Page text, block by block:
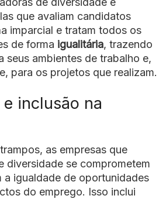
que avaliam candidatos
imparcial e tratam todos os
de forma igualitária, trazendo
seus ambientes de trabalho e,
para os projetos que realizam.
inclusão na
as empresas que
diversidade se comprometem
a igualdade de oportunidades
do emprego. Isso inclui